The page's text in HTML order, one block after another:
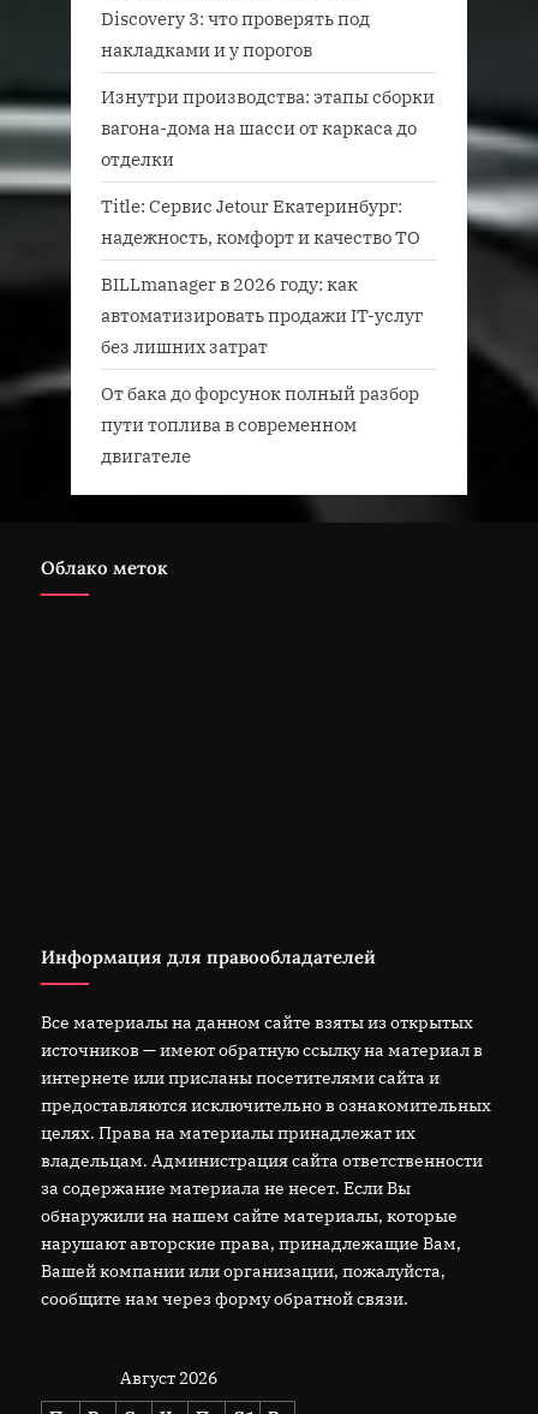
Discovery 3: что проверять под
накладками и у порогов
Изнутри производства: этапы сборки
вагона-дома на шасси от каркаса до
отделки
Title: Сервис Jetour Екатеринбург:
надежность, комфорт и качество ТО
BILLmanager в 2026 году: как
автоматизировать продажи IT-услуг
без лишних затрат
От бака до форсунок полный разбор
пути топлива в современном
двигателе
Облако меток
Информация для правообладателей
Все материалы на данном сайте взяты из открытых
источников — имеют обратную ссылку на материал в
интернете или присланы посетителями сайта и
предоставляются исключительно в ознакомительных
целях. Права на материалы принадлежат их
владельцам. Администрация сайта ответственности
за содержание материала не несет. Если Вы
обнаружили на нашем сайте материалы, которые
нарушают авторские права, принадлежащие Вам,
Вашей компании или организации, пожалуйста,
сообщите нам через форму обратной связи.
Август 2026